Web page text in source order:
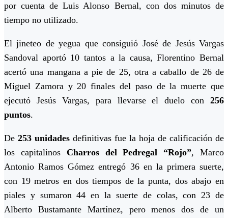
por cuenta de Luis Alonso Bernal, con dos minutos de
tiempo no utilizado.
El jineteo de yegua que consiguió José de Jesús Vargas
Sandoval aportó 10 tantos a la causa, Florentino Bernal
acertó una mangana a pie de 25, otra a caballo de 26 de
Miguel Zamora y 20 finales del paso de la muerte que
ejecutó Jesús Vargas, para llevarse el duelo con 256
puntos.
De 253 unidades definitivas fue la hoja de calificación de
los capitalinos Charros del Pedregal “Rojo”, Marco
Antonio Ramos Gómez entregó 36 en la primera suerte,
con 19 metros en dos tiempos de la punta, dos abajo en
piales y sumaron 44 en la suerte de colas, con 23 de
Alberto Bustamante Martínez, pero menos dos de un